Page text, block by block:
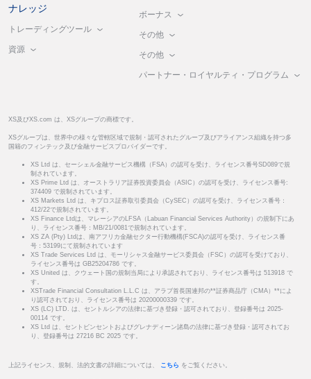
ナレッジ
トレーディングツール
資源
ボーナス
その他
その他
パートナー・ロイヤルティ・プログラム
XS及びXS.com は、XSグループの商標です。
XSグループは、世界中の様々な管轄区域で規制・認可されたグループ及びアライアンス組織を持つ多
国籍のフィンテック及び金融サービスプロバイダーです。
XS Ltd は、セーシェル金融サービス機構（FSA）の認可を受け、ライセンス番号SD089で規
制されています。
XS Prime Ltd は、オーストラリア証券投資委員会（ASIC）の認可を受け、ライセンス番号:
374409 で規制されています。
XS Markets Ltd は、キプロス証券取引委員会（CySEC）の認可を受け、ライセンス番号：
412/22で規制されています。
XS Finance Ltdは、マレーシアのLFSA（Labuan Financial Services Authority）の規制下にあ
り、ライセンス番号：MB/21/0081で規制されています。
XS ZA (Pty) Ltdは、南アフリカ金融セクター行動機構(FSCA)の認可を受け、ライセンス番
号：53199にて規制されています
XS Trade Services Ltd は、モーリシャス金融サービス委員会（FSC）の認可を受けており、
ライセンス番号は GB25204786 です。
XS United は、クウェート国の規制当局により承認されており、ライセンス番号は 513918 で
す。
XSTrade Financial Consultation L.L.C は、アラブ首長国連邦の**証券商品庁（CMA）**によ
り認可されており、ライセンス番号は 20200000339 です。
XS (LC) LTD. は、セントルシアの法律に基づき登録・認可されており、登録番号は 2025-
00114 です。
XS Ltd は、セントビンセントおよびグレナディーン諸島の法律に基づき登録・認可されてお
り、登録番号は 27216 BC 2025 です。
上記ライセンス、規制、法的文書の詳細については、 こちら をご覧ください。